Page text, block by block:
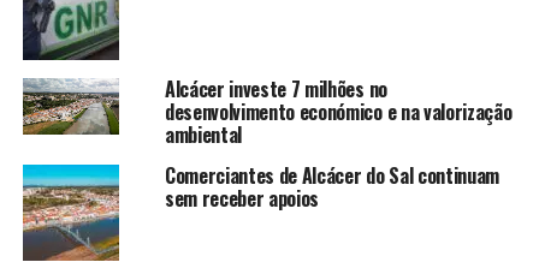
Alcácer investe 7 milhões no
desenvolvimento económico e na valorização
ambiental
Comerciantes de Alcácer do Sal continuam
sem receber apoios